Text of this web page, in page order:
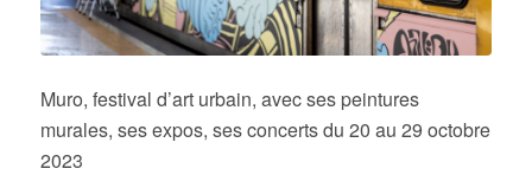
Muro, festival d’art urbain, avec ses peintures
murales, ses expos, ses concerts du 20 au 29 octobre
2023